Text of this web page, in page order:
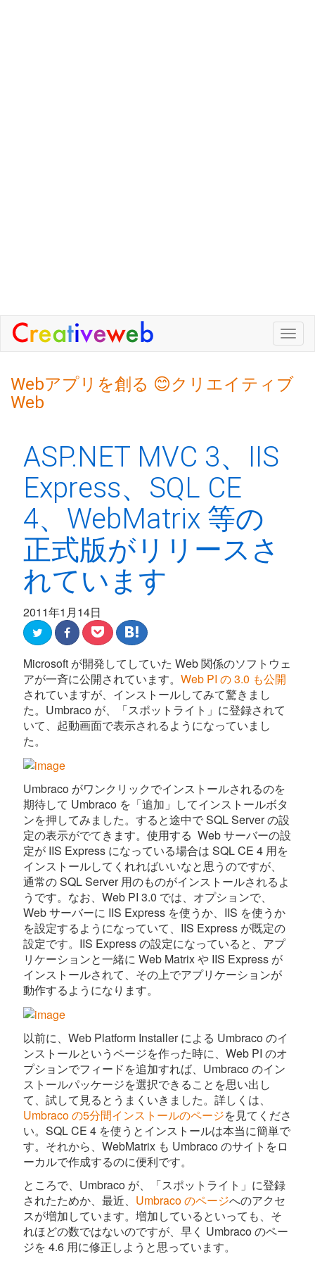
Webアプリを創る 😊クリエイティブ
Web
ASP.NET MVC 3、IIS
Express、SQL CE
4、WebMatrix 等の
正式版がリリースさ
れています
2011年1月14日
Microsoft が開発してしていた Web 関係のソフトウェ
アが一斉に公開されています。 Web PI の 3.0 も公開
されていますが、インストールしてみて驚きまし
た。Umbraco が、「スポットライト」に登録されて
いて、起動画面で表示されるようになっていまし
た。
Umbraco がワンクリックでインストールされるのを
期待して Umbraco を「追加」してインストールボタ
ンを押してみました。すると途中で SQL Server の設
定の表示がでてきます。使用する Web サーバーの設
定が IIS Express になっている場合は SQL CE 4 用を
インストールしてくれればいいなと思うのですが、
通常の SQL Server 用のものがインストールされるよ
うです。なお、Web PI 3.0 では、オプションで、
Web サーバーに IIS Express を使うか、IIS を使うか
を設定するようになっていて、IIS Express が既定の
設定です。IIS Express の設定になっていると、アプ
リケーションと一緒に Web Matrix や IIS Express が
インストールされて、その上でアプリケーションが
動作するようになります。
以前に、Web Platform Installer による Umbraco のイ
ンストールというページを作った時に、Web PI のオ
プションでフィードを追加すれば、Umbraco のイン
ストールパッケージを選択できることを思い出し
て、試して見るとうまくいきました。詳しくは、
Umbraco の5分間インストールのページを見てくださ
い。SQL CE 4 を使うとインストールは本当に簡単で
す。それから、WebMatrix も Umbraco のサイトをロ
ーカルで作成するのに便利です。
ところで、Umbraco が、「スポットライト」に登録
されたためか、最近、 Umbraco のページへのアクセ
スが増加しています。増加しているといっても、そ
れほどの数ではないのですが、早く Umbraco のペー
ジを 4.6 用に修正しようと思っています。